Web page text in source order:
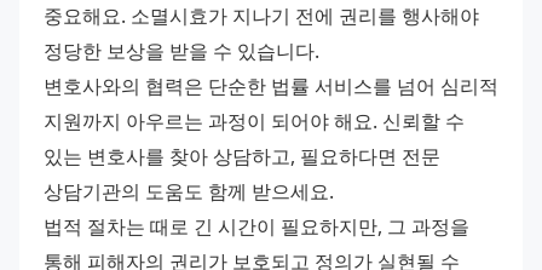
중요해요. 소멸시효가 지나기 전에 권리를 행사해야
정당한 보상을 받을 수 있습니다.
변호사와의 협력은 단순한 법률 서비스를 넘어 심리적
지원까지 아우르는 과정이 되어야 해요. 신뢰할 수
있는 변호사를 찾아 상담하고, 필요하다면 전문
상담기관의 도움도 함께 받으세요.
법적 절차는 때로 긴 시간이 필요하지만, 그 과정을
통해 피해자의 권리가 보호되고 정의가 실현될 수